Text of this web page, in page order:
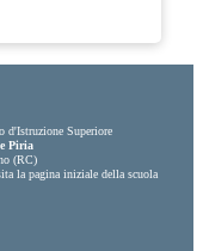
d'Istruzione Superiore
Piria
(RC)
la pagina iniziale della scuola